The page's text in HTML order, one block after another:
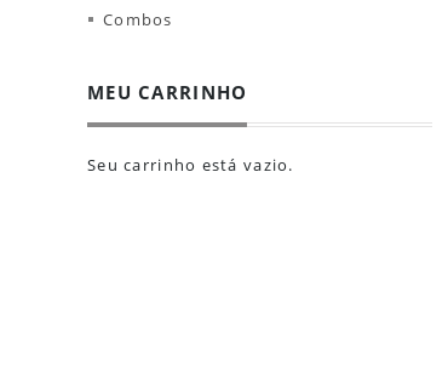
Combos
MEU CARRINHO
Seu carrinho está vazio.